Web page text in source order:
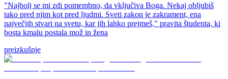
"Najbolj se mi zdi pomembno, da vključiva Boga. Nekaj obljubiš
tako pred njim kot pred ljudmi. Sveti zakon je zakrament, ena
največjih stvari na svetu, kar jih lahko prejmeš," pravita študenta, ki
bosta kmalu postala mož in žena
preizkušnje